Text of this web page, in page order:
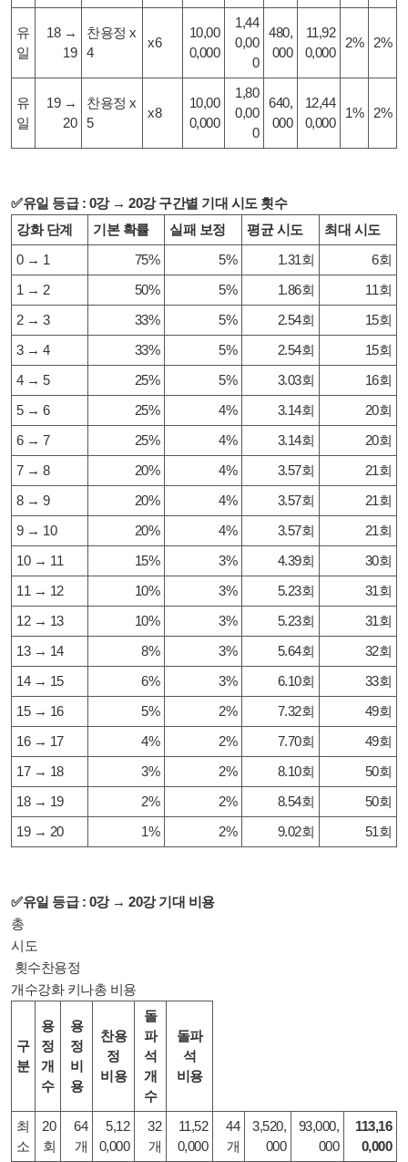
유
일
18 →
19
찬용정 x
4
x6
10,00
0,000
1,44
0,00
0
480,
000
11,92
0,000
2% 2%
유
일
19 →
20
찬용정 x
5
x8
10,00
0,000
1,80
0,00
0
640,
000
12,44
0,000
1% 2%
✅유일 등급 : 0강 → 20강 구간별 기대 시도 횟수
강화 단계
기본 확률 실패 보정 평균 시도
최대 시도
0 → 1
75% 5% 1.31회
6회
1 → 2
50% 5% 1.86회
11회
2 → 3
33% 5% 2.54회
15회
3 → 4
33% 5% 2.54회
15회
4 → 5
25% 5% 3.03회
16회
5 → 6
25% 4% 3.14회
20회
6 → 7
25% 4% 3.14회
20회
7 → 8
20% 4% 3.57회
21회
8 → 9
20% 4% 3.57회
21회
9 → 10
20% 4% 3.57회
21회
10 → 11
15% 3% 4.39회
30회
11 → 12
10% 3% 5.23회
31회
12 → 13
10% 3% 5.23회
31회
13 → 14
8% 3% 5.64회
32회
14 → 15
6% 3% 6.10회
33회
15 → 16
5% 2% 7.32회
49회
16 → 17
4% 2% 7.70회
49회
17 → 18
3% 2% 8.10회
50회
18 → 19
2% 2% 8.54회
50회
19 → 20
1% 2% 9.02회 51회
✅유일 등급 : 0강 → 20강 기대 비용
총
시도
횟수찬용정
개수강화 키나총 비용
구
분
용
정
개
수
용
정
비
용
찬용
정
비용
돌
파
석
개
수
돌파
석
비용
최
소
20
회
64
개
5,12
0,000
32
개
11,52
0,000
44
개
3,520,
000
93,000,
000
113,16
0,000